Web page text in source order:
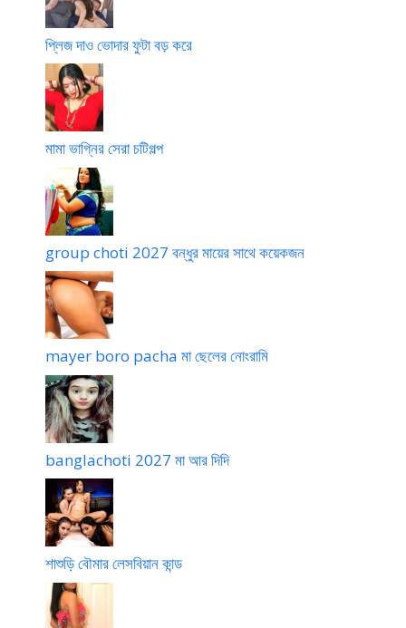
প্লিজ দাও ভোদার ফুটা বড় করে
মামা ভাগ্নির সেরা চটিগল্প
group choti 2027 বন্ধুর মায়ের সাথে কয়েকজন
mayer boro pacha মা ছেলের নোংরামি
banglachoti 2027 মা আর দিদি
শাশুড়ি বৌমার লেসবিয়ান কান্ড